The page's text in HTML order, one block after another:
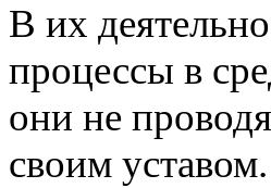
В их
процессы в
они не
своим уставом.